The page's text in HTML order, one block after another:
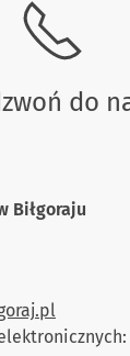
do
Biłgoraju